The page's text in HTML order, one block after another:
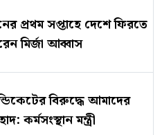
প্রথম সপ্তাহে দেশে ফিরতে
মির্জা আব্বাস
বিরুদ্ধে আমাদের
কর্মসংস্থান মন্ত্রী